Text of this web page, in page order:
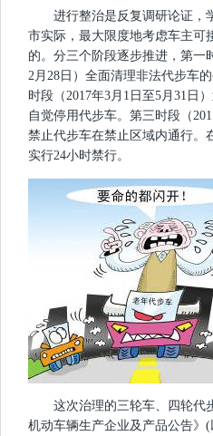
进行整治是反复调研论证，
市实际，最大限度地考虑车主可
的。分三个阶段逐步推进，第一
2月28日）全面清理非法代步车
时段（2017年3月1日至5月31日
自觉停用代步车。第三时段（
禁止代步车在禁止区域内通行。
实行24小时禁行。
这次治理的三轮车、四轮代
机动车辆生产企业及产品公告》(